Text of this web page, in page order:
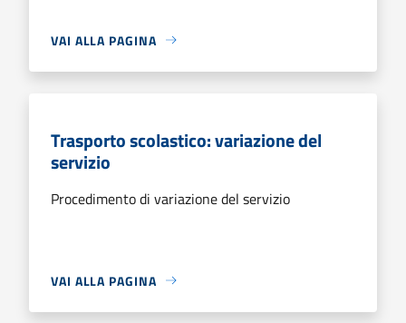
VAI ALLA PAGINA
Trasporto scolastico: variazione del
servizio
Procedimento di variazione del servizio
VAI ALLA PAGINA